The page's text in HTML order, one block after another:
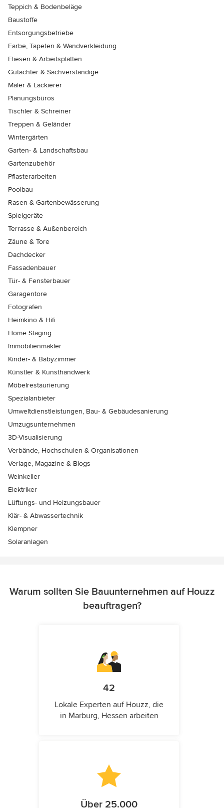
Teppich & Bodenbeläge
Baustoffe
Entsorgungsbetriebe
Farbe, Tapeten & Wandverkleidung
Fliesen & Arbeitsplatten
Gutachter & Sachverständige
Maler & Lackierer
Planungsbüros
Tischler & Schreiner
Treppen & Geländer
Wintergärten
Garten- & Landschaftsbau
Gartenzubehör
Pflasterarbeiten
Poolbau
Rasen & Gartenbewässerung
Spielgeräte
Terrasse & Außenbereich
Zäune & Tore
Dachdecker
Fassadenbauer
Tür- & Fensterbauer
Garagentore
Fotografen
Heimkino & Hifi
Home Staging
Immobilienmakler
Kinder- & Babyzimmer
Künstler & Kunsthandwerk
Möbelrestaurierung
Spezialanbieter
Umweltdienstleistungen, Bau- & Gebäudesanierung
Umzugsunternehmen
3D-Visualisierung
Verbände, Hochschulen & Organisationen
Verlage, Magazine & Blogs
Weinkeller
Elektriker
Lüftungs- und Heizungsbauer
Klär- & Abwassertechnik
Klempner
Solaranlagen
Warum sollten Sie Bauunternehmen auf Houzz
beauftragen?
42
Lokale Experten auf Houzz, die
in Marburg, Hessen arbeiten
Über 25.000